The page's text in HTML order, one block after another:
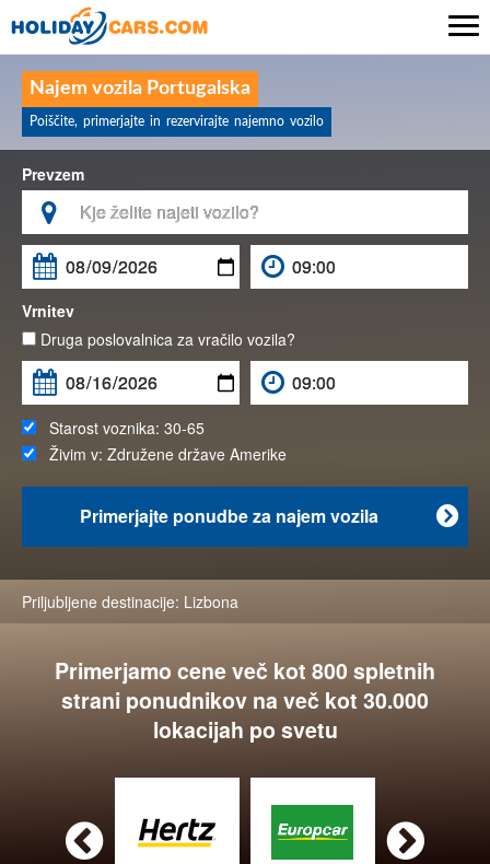
Najem vozila Portugalska
Poiščite, primerjajte in rezervirajte najemno vozilo
Prevzem


Vrnitev
Druga poslovalnica za vračilo vozila?
Starost voznika: 30-65
Živim v: Združene države Amerike

Primerjajte ponudbe za najem vozila
Priljubljene destinacije: Lizbona
Primerjamo cene več kot 800 spletnih
strani ponudnikov na več kot 30.000
lokacijah po svetu
 